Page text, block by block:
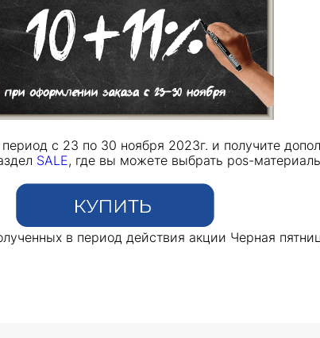
с 23 по 30 ноября 2023г. и получите
SALE, где вы можете выбрать pos-
в период действия акции Черная